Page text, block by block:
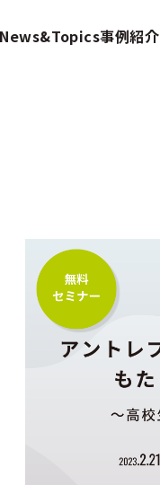
News&Topics事例紹介